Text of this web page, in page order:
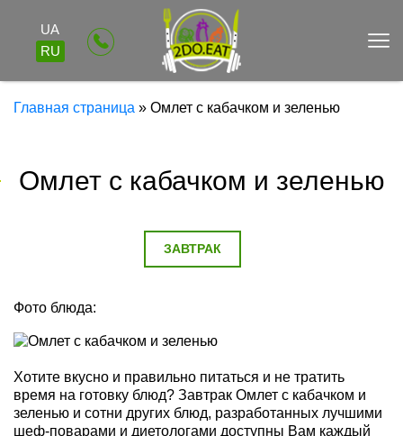
UA
RU
Главная страница » Омлет с кабачком и зеленью
Омлет с кабачком и зеленью
ЗАВТРАК
Фото блюда:
Хотите вкусно и правильно питаться и не тратить
время на готовку блюд? Завтрак Омлет с кабачком и
зеленью и сотни других блюд, разработанных лучшими
шеф-поварами и диетологами доступны Вам каждый